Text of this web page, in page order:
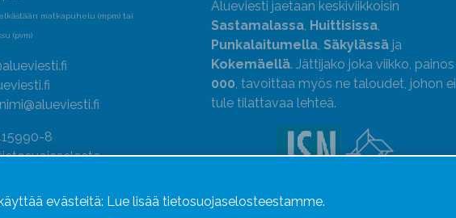
matkapuhelu (mpm) tai
(pvm)
8
Alueviesti jaetaan keskiviikkoisin
Sastamalassa, Huittisissa,
Punkalaitumella, Säkylässäja
Kokemäellä. Jättijako joka viikko, painos
000, tavoittaa myös ne taloudet, johon ei
tule tilattavaa lehteä.
Uutismedian Liiton jäsen. Noudatamme
evästeitä: Lue lisää tietosuojaselosteestamme.